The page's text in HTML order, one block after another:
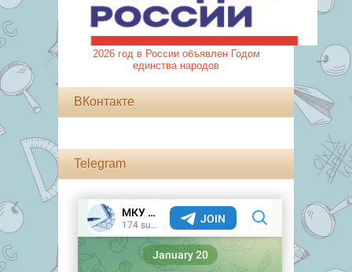
2026 год в России объявлен Годом
единства народов
ВКонтакте
Telegram